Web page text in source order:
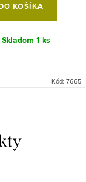
KOŠÍKA
Skladom 1 ks
Kód: 7665